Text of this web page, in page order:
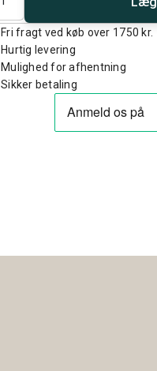
Fri fragt ved køb over 1750 kr.
Hurtig levering
Mulighed for afhentning
Sikker betaling